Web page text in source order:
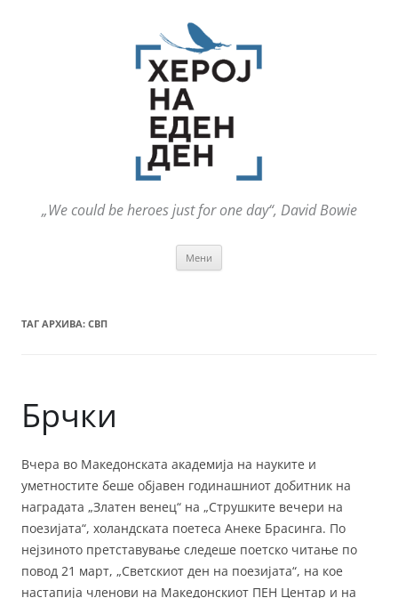
„We could be heroes just for one day“, David Bowie
Мени
ТАГ АРХИВА: СВП
Брчки
Вчера во Македонската академија на науките и
уметностите беше објавен годинашниот добитник на
наградата „Златен венец“ на „Струшките вечери на
поезијата“, холандската поетеса Анеке Брасинга. По
нејзиното претставување следеше поетско читање по
повод 21 март, „Светскиот ден на поезијата“, на кое
настапија членови на Македонскиот ПЕН Центар и на